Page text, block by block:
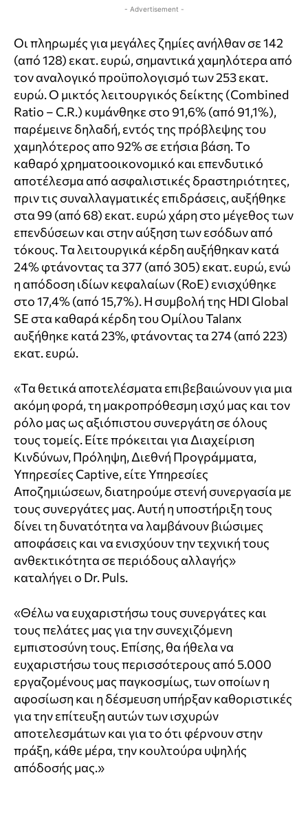
- Advertisement -
Οι πληρωμές για μεγάλες ζημίες ανήλθαν σε 142
(από 128) εκατ. ευρώ, σημαντικά χαμηλότερα από
τον αναλογικό προϋπολογισμό των 253 εκατ.
ευρώ. Ο μικτός λειτουργικός δείκτης (Combined
Ratio – C.R.) κυμάνθηκε στο 91,6% (από 91,1%),
παρέμεινε δηλαδή, εντός της πρόβλεψης του
χαμηλότερος απο 92% σε ετήσια βάση. Το
καθαρό χρηματοοικονομικό και επενδυτικό
αποτέλεσμα από ασφαλιστικές δραστηριότητες,
πριν τις συναλλαγματικές επιδράσεις, αυξήθηκε
στα 99 (από 68) εκατ. ευρώ χάρη στο μέγεθος των
επενδύσεων και στην αύξηση των εσόδων από
τόκους. Τα λειτουργικά κέρδη αυξήθηκαν κατά
24% φτάνοντας τα 377 (από 305) εκατ. ευρώ, ενώ
η απόδοση ιδίων κεφαλαίων (RoE) ενισχύθηκε
στο 17,4% (από 15,7%). Η συμβολή της HDI Global
SE στα καθαρά κέρδη του Ομίλου Talanx
αυξήθηκε κατά 23%, φτάνοντας τα 274 (από 223)
εκατ. ευρώ.
«Τα θετικά αποτελέσματα επιβεβαιώνουν για μια
ακόμη φορά, τη μακροπρόθεσμη ισχύ μας και τον
ρόλο μας ως αξιόπιστου συνεργάτη σε όλους
τους τομείς. Είτε πρόκειται για Διαχείριση
Κινδύνων, Πρόληψη, Διεθνή Προγράμματα,
Υπηρεσίες Captive, είτε Υπηρεσίες
Αποζημιώσεων, διατηρούμε στενή συνεργασία με
τους συνεργάτες μας. Αυτή η υποστήριξη τους
δίνει τη δυνατότητα να λαμβάνουν βιώσιμες
αποφάσεις και να ενισχύουν την τεχνική τους
ανθεκτικότητα σε περιόδους αλλαγής»
καταλήγει o Dr. Puls.
«Θέλω να ευχαριστήσω τους συνεργάτες και
τους πελάτες μας για την συνεχιζόμενη
εμπιστοσύνη τους. Επίσης, θα ήθελα να
ευχαριστήσω τους περισσότερους από 5.000
εργαζομένους μας παγκοσμίως, των οποίων η
αφοσίωση και η δέσμευση υπήρξαν καθοριστικές
για την επίτευξη αυτών των ισχυρών
αποτελεσμάτων και για το ότι φέρνουν στην
πράξη, κάθε μέρα, την κουλτούρα υψηλής
απόδοσής μας.»